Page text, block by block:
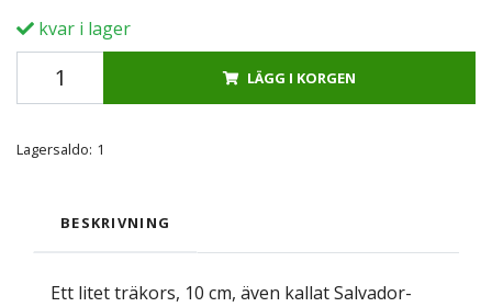
kvar i lager
LÄGG I KORGEN
Lagersaldo: 1
BESKRIVNING
Ett litet träkors, 10 cm, även kallat Salvador-